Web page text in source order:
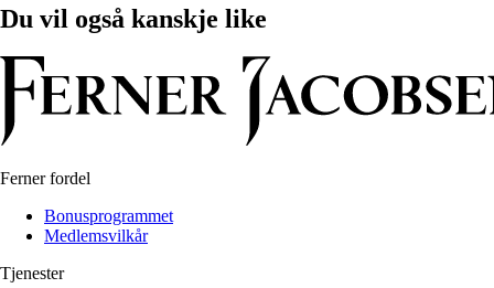
Du vil også kanskje like
Ferner fordel
Bonusprogrammet
Medlemsvilkår
Tjenester